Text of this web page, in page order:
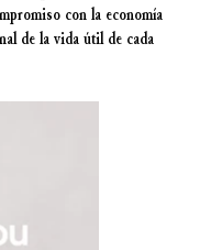
con la economía
de la vida útil de cada